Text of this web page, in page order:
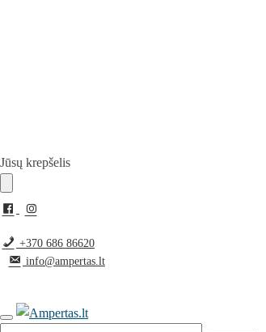
Pereiti
navigacijos
Pereiti
turinio
Jūsų krepšelis
+370 686 86620
info@ampertas.lt